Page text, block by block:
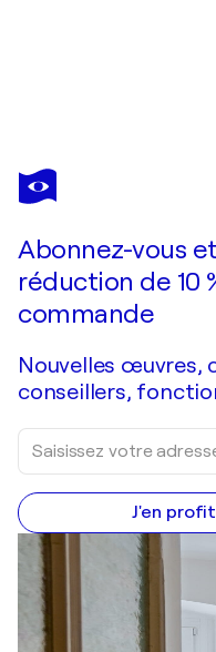
PHILIPPE ABRIL
Pavillon à Chezal-Benoît
Abonnez-vous
réduction de 10
commande
Nouvelles œuvres,
conseillers,
J'en